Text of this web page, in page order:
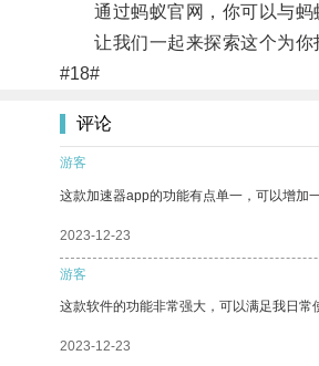
通过蚂蚁官网，你可以与蚂
让我们一起来探索这个为你
#18#
评论
游客
这款加速器app的功能有点单一，可以增加
2023-12-23
游客
这款软件的功能非常强大，可以满足我日常
2023-12-23